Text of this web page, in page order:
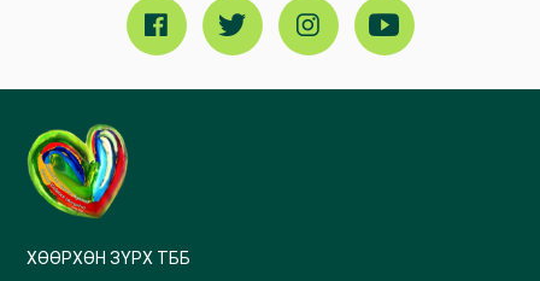
ХӨӨРХӨН ЗҮРХ ТББ